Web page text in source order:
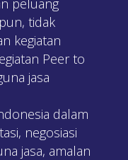
tidak
kegiatan
Peer to
jasa
dalam
negosiasi
jasa, amalan